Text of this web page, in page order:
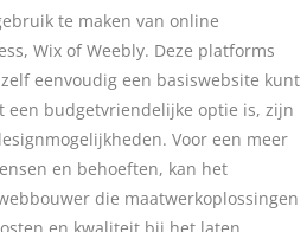
te maken van online
Wix of Weebly. Deze platforms
eenvoudig een basiswebsite kunt
een budgetvriendelijke optie is, zijn
Voor een meer
en behoeften, kan het
die maatwerkoplossingen
en kwaliteit bij het laten